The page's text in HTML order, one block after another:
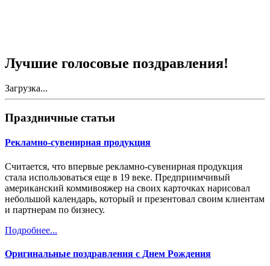
Лучшие голосовые поздравления!
Загрузка...
Праздничные статьи
Рекламно-сувенирная продукция
Считается, что впервые рекламно-сувенирная продукция
стала использоваться еще в 19 веке. Предприимчивый
американский коммивояжер на своих карточках нарисовал
небольшой календарь, который и презентовал своим клиентам
и партнерам по бизнесу.
Подробнее...
Оригинальные поздравления с Днем Рождения